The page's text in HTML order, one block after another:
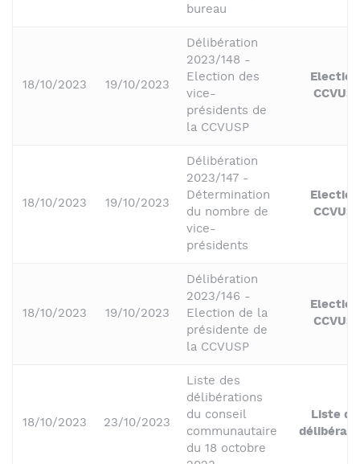
bureau
18/10/2023 19/10/2023
Délibération
2023/148 -
Election des
vice-
présidents de
la CCVUSP
18/10/2023 19/10/2023
Délibération
2023/147 -
Détermination
du nombre de
vice-
présidents
18/10/2023 19/10/2023
Délibération
2023/146 -
Election de la
présidente de
la CCVUSP
18/10/2023 23/10/2023
Liste des
délibérations
du conseil
communautaire
du 18 octobre
Liste